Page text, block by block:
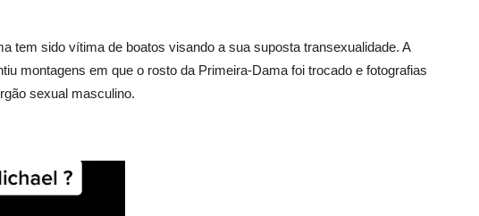
tem sido vítima de boatos visando a sua suposta transexualidade. A
montagens em que o rosto da Primeira-Dama foi trocado e fotografias
sexual masculino.